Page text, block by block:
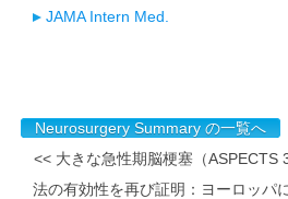
JAMA Intern Med.
Neurosurgery Summary の一覧へ
<< 大きな急性期脳梗塞（ASPECTS
法の有効性を再び証明：ヨーロッパ